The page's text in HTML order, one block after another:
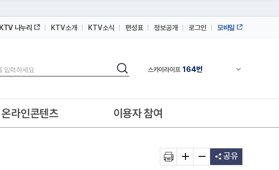
KTV 나누리 KTV소개 KTV소식 편성표 정보공개 로그인 모바일
검색 채널안내 펼쳐
IPTV(KT, SKB, LGU+)
IPTV(KT, SKB, LGU+)
온라인콘텐츠 이용자 참여
공유